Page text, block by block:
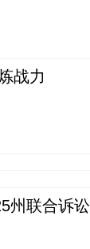
战力
州联合诉讼